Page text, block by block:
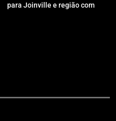
para Joinville e região com